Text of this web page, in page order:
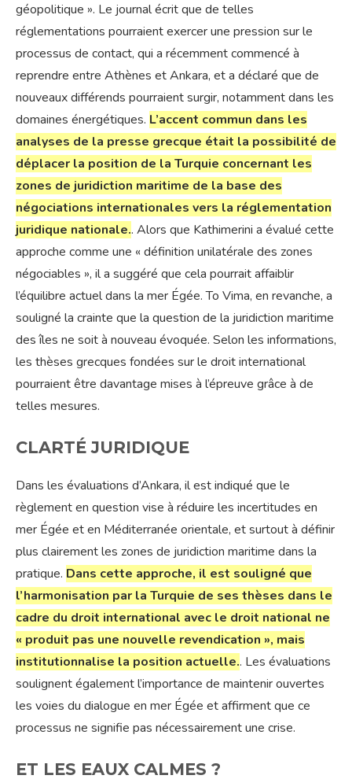
géopolitique ». Le journal écrit que de telles
réglementations pourraient exercer une pression sur le
processus de contact, qui a récemment commencé à
reprendre entre Athènes et Ankara, et a déclaré que de
nouveaux différends pourraient surgir, notamment dans les
domaines énergétiques. L’accent commun dans les
analyses de la presse grecque était la possibilité de
déplacer la position de la Turquie concernant les
zones de juridiction maritime de la base des
négociations internationales vers la réglementation
juridique nationale.. Alors que Kathimerini a évalué cette
approche comme une « définition unilatérale des zones
négociables », il a suggéré que cela pourrait affaiblir
l’équilibre actuel dans la mer Égée. To Vima, en revanche, a
souligné la crainte que la question de la juridiction maritime
des îles ne soit à nouveau évoquée. Selon les informations,
les thèses grecques fondées sur le droit international
pourraient être davantage mises à l’épreuve grâce à de
telles mesures.
CLARTÉ JURIDIQUE
Dans les évaluations d’Ankara, il est indiqué que le
règlement en question vise à réduire les incertitudes en
mer Égée et en Méditerranée orientale, et surtout à définir
plus clairement les zones de juridiction maritime dans la
pratique. Dans cette approche, il est souligné que
l’harmonisation par la Turquie de ses thèses dans le
cadre du droit international avec le droit national ne
« produit pas une nouvelle revendication », mais
institutionnalise la position actuelle.. Les évaluations
soulignent également l’importance de maintenir ouvertes
les voies du dialogue en mer Égée et affirment que ce
processus ne signifie pas nécessairement une crise.
ET LES EAUX CALMES ?